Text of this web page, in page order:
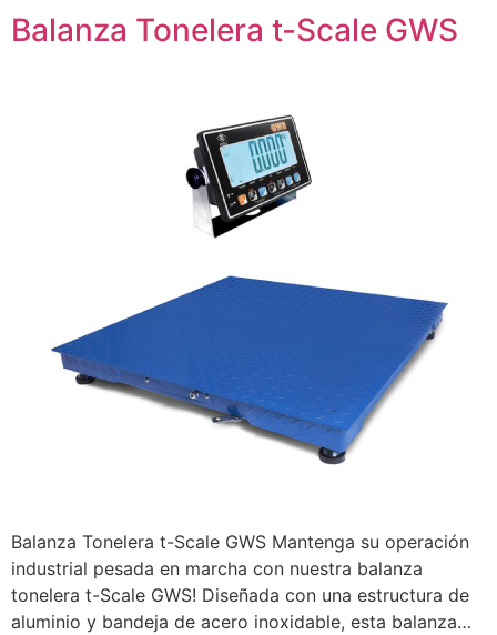
Balanza Tonelera t-Scale GWS
Balanza Tonelera t-Scale GWS Mantenga su operación
industrial pesada en marcha con nuestra balanza
tonelera t-Scale GWS! Diseñada con una estructura de
aluminio y bandeja de acero inoxidable, esta balanza…